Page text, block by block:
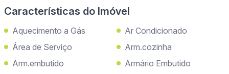
Características do Imóvel
Aquecimento a Gás
Ar Condicionado
Área de Serviço
Arm.cozinha
Arm.embutido
Armário Embutido